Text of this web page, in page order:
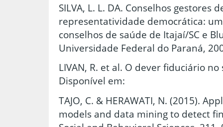
SILVA, L. L. DA. Conselhos gestores
representatividade democrática:
conselhos de saúde de Itajaí/SC e
Universidade Federal do Paraná,
LIVAN, R. et al. O dever fiduciário no
Disponível em:
TAJO, C. & HERAWATI, N. (2015).
models and data mining to detect